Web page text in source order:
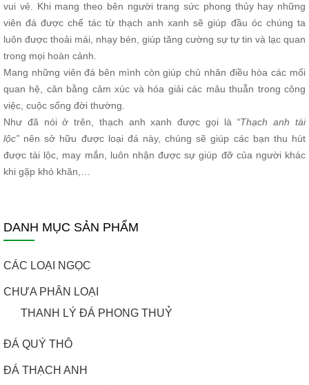
vui vẻ. Khi mang theo bên người trang sức phong thủy hay những
viên đá được chế tác từ thạch anh xanh sẽ giúp đầu óc chúng ta
luôn được thoải mái, nhạy bén, giúp tăng cường sự tự tin và lạc quan
trong mọi hoàn cảnh.
Mang những viên đá bên mình còn giúp chủ nhân điều hòa các mối
quan hệ, cân bằng cảm xúc và hóa giải các mâu thuẫn trong công
việc, cuộc sống đời thường.
Như đã nói ở trên, thạch anh xanh được gọi là “Thạch anh tài
lộc” nên sở hữu được loại đá này, chúng sẽ giúp các bạn thu hút
được tài lộc, may mắn, luôn nhận được sự giúp đỡ của người khác
khi gặp khó khăn,…
DANH MỤC SẢN PHẨM
CÁC LOẠI NGỌC
CHƯA PHÂN LOẠI
THANH LÝ ĐÁ PHONG THUỶ
ĐÁ QUÝ THÔ
ĐÁ THẠCH ANH